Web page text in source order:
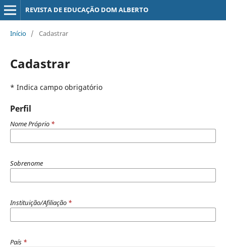
REVISTA DE EDUCAÇÃO DOM ALBERTO
Início / Cadastrar
Cadastrar
* Indica campo obrigatório
Perfil
Nome Próprio *
Sobrenome
Instituição/Afiliação *
País *